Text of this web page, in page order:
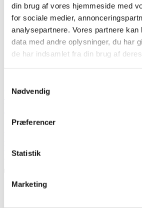
din brug af vores hjemmeside med
for sociale medier,
analysepartnere. Vores partnere kan
data med andre oplysninger, du har
de har indsamlet fra din brug af
Nødvendig
Præferencer
Statistik
Marketing
Fra managerspil til
“Det begyndte med 4-5 gutter i midt-
venner fra Roskilde har udviklet et helt
rækker langt ud over managerspil og håneret.